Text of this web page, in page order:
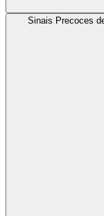
Sinais Precoces